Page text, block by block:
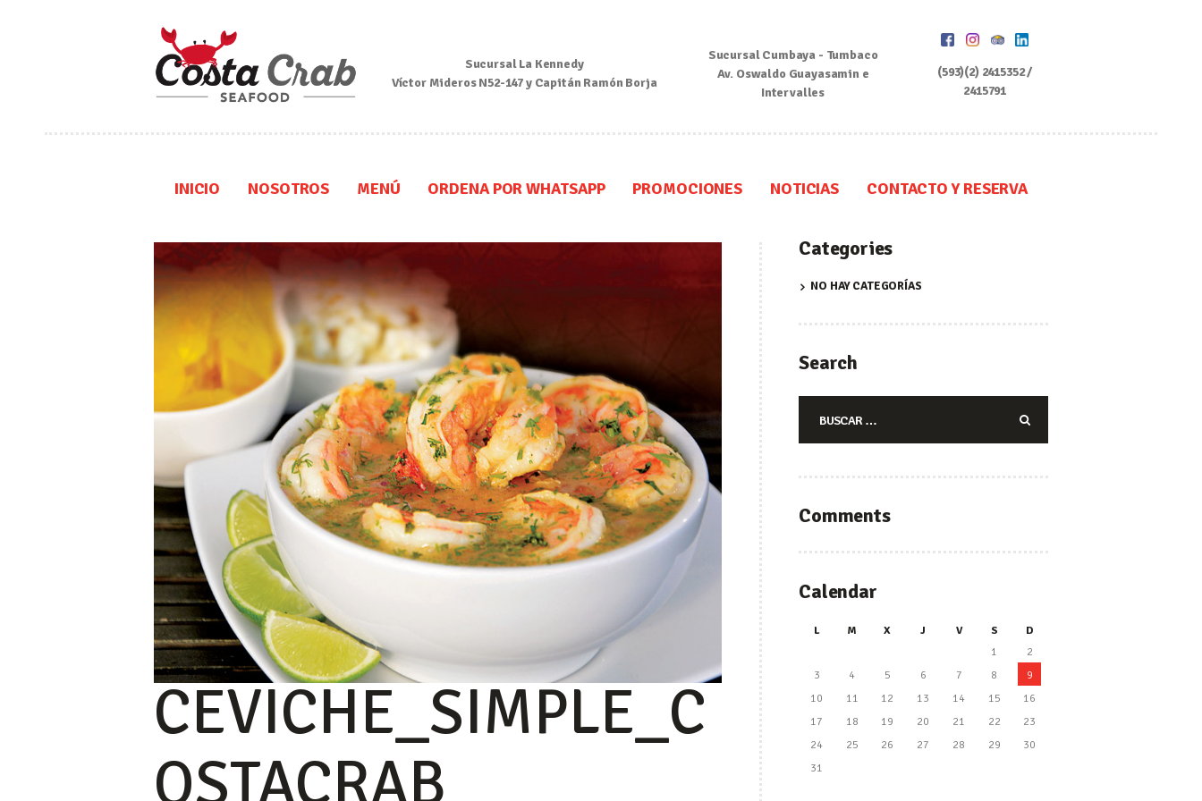
Sucursal La Kennedy
Víctor Mideros N52-147 y Capitán Ramón Borja
Sucursal Cumbaya - Tumbaco
Av. Oswaldo Guayasamin e
Intervalles
(593)(2) 2415352 /
2415791
INICIO NOSOTROS MENÚ ORDENA POR WHATSAPP PROMOCIONES NOTICIAS CONTACTO Y RESERVA
Nosotros
Contacto y Reserva
CEVICHE_SIMPLE_C
OSTACRAB
Categories
NO HAY CATEGORÍAS
Search
Comments
Calendar
L M X J V S
D
1
2
3
4 5 6 7 8
9
10
11 12 13 14 15
16
17
18 19 20 21 22
23
24
25 26 27 28 29
30
31